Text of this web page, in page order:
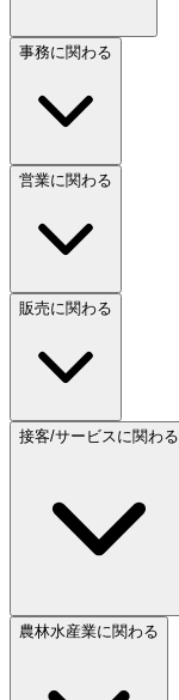
事務に関わる
営業に関わる
販売に関わる
接客/サービスに関わる
農林水産業に関わる